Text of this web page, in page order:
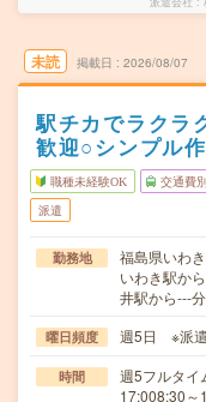
未読 掲載日 2026/08/07
駅チカでラクラ
歓迎○シンプル
職種未経験OK 交通費
派遣
勤務地
福島県いわ
いわき駅か
井駅から---
曜日頻度 週5日 ※派
時間
週5フルタイ
17:008:30